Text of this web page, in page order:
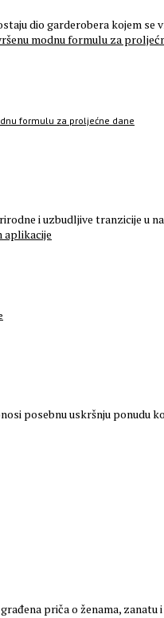
dio garderobera kojem se
formulu za proljećne dane
i uzbudljive tranzicije u
posebnu uskršnju ponudu
priča o ženama,